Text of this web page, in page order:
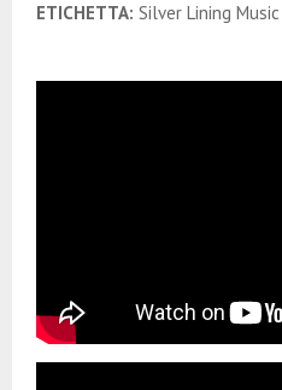
ETICHETTA: Silver Lining Music